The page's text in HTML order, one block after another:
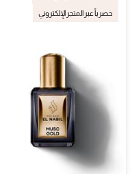
حصرياً عبر المتجر الإلكتروني